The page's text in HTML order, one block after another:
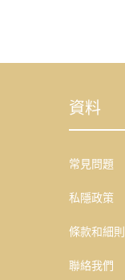
資料
常見問題
私隱政策
條款和細則
聯絡我們